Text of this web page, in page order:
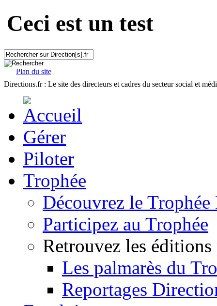
Ceci est un test
Plan du site
Directions.fr : Le site des directeurs et cadres du secteur social et
Gérer
Piloter
Trophée
Découvrez le
Participez au Trophée
Retrouvez les éditions
Les palmarès du
Reportages